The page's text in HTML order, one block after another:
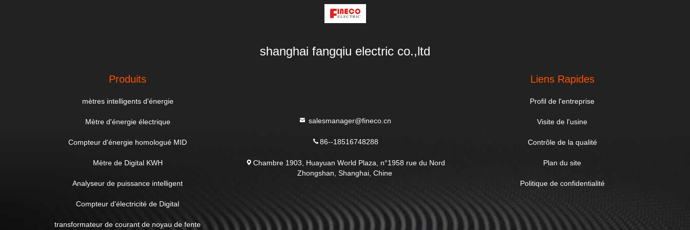
shanghai fangqiu electric co.,ltd
Produits
mètres intelligents d'énergie
Mètre d'énergie électrique
Compteur d'énergie homologué MID
Mètre de Digital KWH
Analyseur de puissance intelligent
Compteur d'électricité de Digital
transformateur de courant de noyau de fente
salesmanager@fineco.cn
86--18516748288
Chambre 1903, Huayuan World Plaza, n°1958 rue du Nord
Zhongshan, Shanghai, Chine
Liens Rapides
Profil de l'entreprise
Visite de l'usine
Contrôle de la qualité
Plan du site
Politique de confidentialité